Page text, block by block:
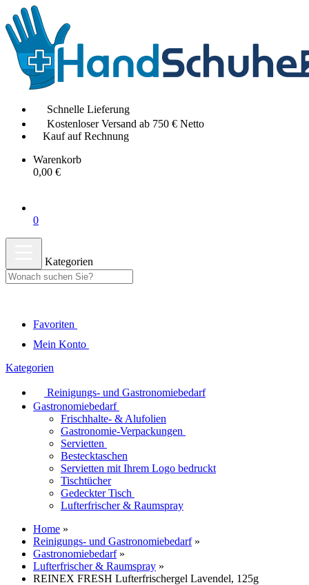
Schnelle Lieferung
Kostenloser Versand ab 750 € Netto
Kauf auf Rechnung
Warenkorb
0,00 €
0
Kategorien
Favoriten
Mein Konto
Kategorien
Reinigungs- und Gastronomiebedarf
Gastronomiebedarf
Frischhalte- & Alufolien
Gastronomie-Verpackungen
Servietten
Bestecktaschen
Servietten mit Ihrem Logo bedruckt
Tischtücher
Gedeckter Tisch
Lufterfrischer & Raumspray
Home »
Reinigungs- und Gastronomiebedarf »
Gastronomiebedarf »
Lufterfrischer & Raumspray »
REINEX FRESH Lufterfrischergel Lavendel, 125g